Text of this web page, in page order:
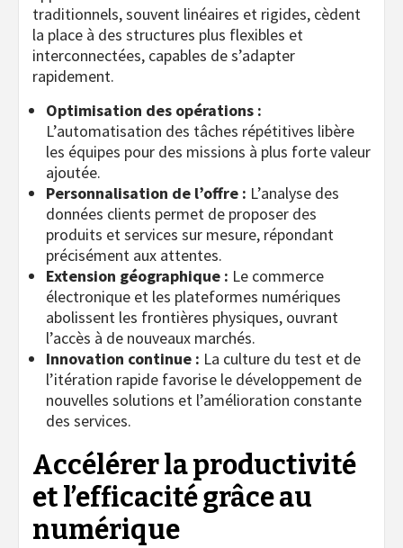
traditionnels, souvent linéaires et rigides, cèdent
la place à des structures plus flexibles et
interconnectées, capables de s’adapter
rapidement.
Optimisation des opérations :
L’automatisation des tâches répétitives libère
les équipes pour des missions à plus forte valeur
ajoutée.
Personnalisation de l’offre : L’analyse des
données clients permet de proposer des
produits et services sur mesure, répondant
précisément aux attentes.
Extension géographique : Le commerce
électronique et les plateformes numériques
abolissent les frontières physiques, ouvrant
l’accès à de nouveaux marchés.
Innovation continue : La culture du test et de
l’itération rapide favorise le développement de
nouvelles solutions et l’amélioration constante
des services.
Accélérer la productivité
et l’efficacité grâce au
numérique